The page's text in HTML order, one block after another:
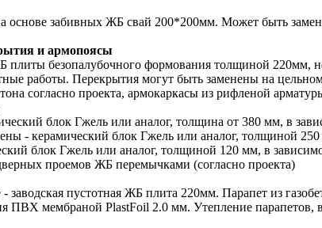
основе забивных ЖБ свай 200*200мм. Может быть
и армопоясы
плиты безопалубочного формования толщиной 220мм,
работы. Перекрытия могут быть заменены на
согласно проекта, армокаркасы из рифленой
блок Гжель или аналог, толщина от 380 мм, в
- керамический блок Гжель или аналог, толщиной
блок Гжель или аналог, толщиной 120 мм, в
проемов ЖБ перемычками (согласно проекта)
заводская пустотная ЖБ плита 220мм. Парапет из
ПВХ мембраной PlastFoil 2.0 мм. Утепление